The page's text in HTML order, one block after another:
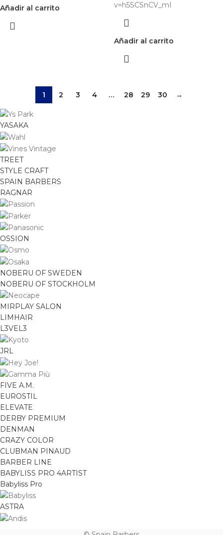
Añadir al carrito
v=h5SCSnCV_mI
Añadir al carrito
1 2 3 4 … 28 29 30 →
YASAKA
TREET
STYLE CRAFT
SPAIN BARBERS
RAGNAR
OSSION
NOBERU OF SWEDEN
NOBERU OF STOCKHOLM
MIRPLAY SALON
LIMHAIR
L3VEL3
JRL
FIVE A.M.
EUROSTIL
ELEVATE
DERBY PREMIUM
DENMAN
CRAZY COLOR
CLUBMAN PINAUD
BARBER LINE
BABYLISS PRO 4ARTIST
Babyliss Pro
ASTRA